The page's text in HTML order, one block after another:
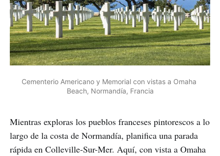
Cementerio Americano y Memorial con vistas a Omaha
Beach, Normandía, Francia
Mientras exploras los pueblos franceses pintorescos a lo
largo de la costa de Normandía, planifica una parada
rápida en Colleville-Sur-Mer. Aquí, con vista a Omaha